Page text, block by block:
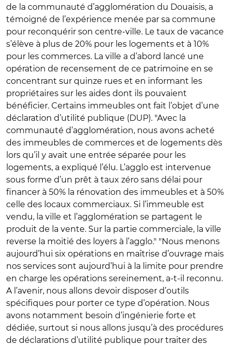
de la communauté d’agglomération du Douaisis, a
témoigné de l’expérience menée par sa commune
pour reconquérir son centre-ville. Le taux de vacance
s’élève à plus de 20% pour les logements et à 10%
pour les commerces. La ville a d’abord lancé une
opération de recensement de ce patrimoine en se
concentrant sur quinze rues et en informant les
propriétaires sur les aides dont ils pouvaient
bénéficier. Certains immeubles ont fait l’objet d’une
déclaration d’utilité publique (DUP). "Avec la
communauté d’agglomération, nous avons acheté
des immeubles de commerces et de logements dès
lors qu’il y avait une entrée séparée pour les
logements, a expliqué l’élu. L’agglo est intervenue
sous forme d’un prêt à taux zéro sans délai pour
financer à 50% la rénovation des immeubles et à 50%
celle des locaux commerciaux. Si l’immeuble est
vendu, la ville et l’agglomération se partagent le
produit de la vente. Sur la partie commerciale, la ville
reverse la moitié des loyers à l’agglo." "Nous menons
aujourd’hui six opérations en maîtrise d’ouvrage mais
nos services sont aujourd’hui à la limite pour prendre
en charge les opérations sereinement, a-t-il reconnu.
A l’avenir, nous allons devoir disposer d’outils
spécifiques pour porter ce type d’opération. Nous
avons notamment besoin d’ingénierie forte et
dédiée, surtout si nous allons jusqu’à des procédures
de déclarations d’utilité publique pour traiter des